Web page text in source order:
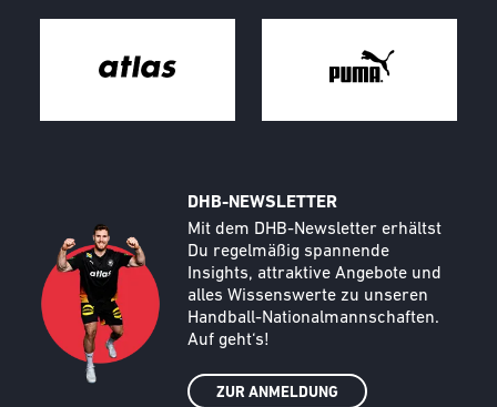
DHB-NEWSLETTER
Text
Mit dem DHB-Newsletter erhältst
Du regelmäßig spannende
Insights, attraktive Angebote und
alles Wissenswerte zu unseren
Handball-Nationalmannschaften.
Auf geht‘s!
ZUR ANMELDUNG